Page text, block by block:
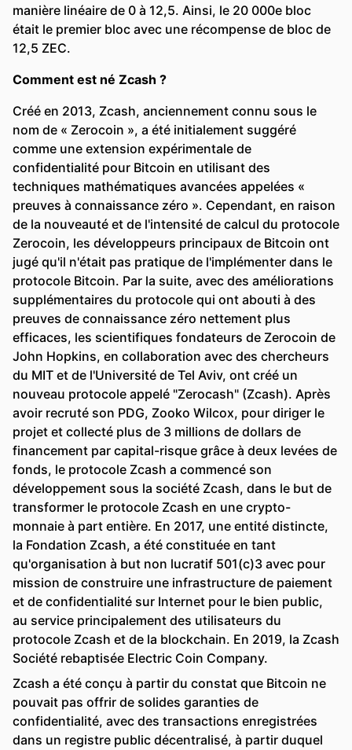
manière linéaire de 0 à 12,5. Ainsi, le 20 000e bloc
était le premier bloc avec une récompense de bloc de
12,5 ZEC.
Comment est né Zcash ?
Créé en 2013, Zcash, anciennement connu sous le
nom de « Zerocoin », a été initialement suggéré
comme une extension expérimentale de
confidentialité pour Bitcoin en utilisant des
techniques mathématiques avancées appelées «
preuves à connaissance zéro ». Cependant, en raison
de la nouveauté et de l'intensité de calcul du protocole
Zerocoin, les développeurs principaux de Bitcoin ont
jugé qu'il n'était pas pratique de l'implémenter dans le
protocole Bitcoin. Par la suite, avec des améliorations
supplémentaires du protocole qui ont abouti à des
preuves de connaissance zéro nettement plus
efficaces, les scientifiques fondateurs de Zerocoin de
John Hopkins, en collaboration avec des chercheurs
du MIT et de l'Université de Tel Aviv, ont créé un
nouveau protocole appelé "Zerocash" (Zcash). Après
avoir recruté son PDG, Zooko Wilcox, pour diriger le
projet et collecté plus de 3 millions de dollars de
financement par capital-risque grâce à deux levées de
fonds, le protocole Zcash a commencé son
développement sous la société Zcash, dans le but de
transformer le protocole Zcash en une crypto-
monnaie à part entière. En 2017, une entité distincte,
la Fondation Zcash, a été constituée en tant
qu'organisation à but non lucratif 501(c)3 avec pour
mission de construire une infrastructure de paiement
et de confidentialité sur Internet pour le bien public,
au service principalement des utilisateurs du
protocole Zcash et de la blockchain. En 2019, la Zcash
Société rebaptisée Electric Coin Company.
Zcash a été conçu à partir du constat que Bitcoin ne
pouvait pas offrir de solides garanties de
confidentialité, avec des transactions enregistrées
dans un registre public décentralisé, à partir duquel